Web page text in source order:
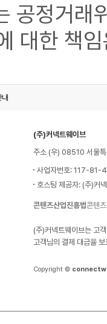
공정거래
대한 책
(주)커넥트웨이브
주소 (우) 08510 서울
사업자번호: 117-81-
호스팅 제공자: (주)커
콘텐츠산업진흥법콘텐
(주)커넥트웨이브는 고
고객님의 결제 대금을
Copyright ©